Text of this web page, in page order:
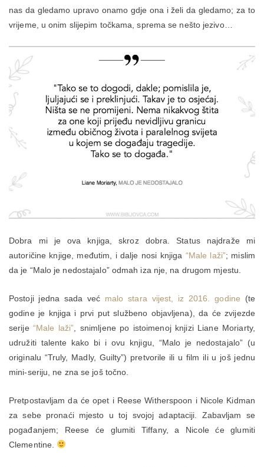
nas da gledamo upravo onamo gdje ona i želi da gledamo; za to
vrijeme, u onim slijepim točkama, sprema se nešto jezivo…
Dobra mi je ova knjiga, skroz dobra. Status najdraže mi
autoričine knjige, međutim, i dalje nosi knjiga “Male laži”; mislim
da je “Malo je nedostajalo” odmah iza nje, na drugom mjestu.
Postoji jedna sada već malo stara vijest, iz 2016. godine (te
godine je knjiga i prvi put službeno objavljena), da će zvijezde
serije “Male laži” , snimljene po istoimenoj knjizi Liane Moriarty,
udružiti talente kako bi i ovu knjigu, “Malo je nedostajalo” (u
originalu “Truly, Madly, Guilty”) pretvorile ili u film ili u još jednu
mini-seriju, ne zna se još točno.
Pretpostavljam da će opet i Reese Witherspoon i Nicole Kidman
za sebe pronaći mjesto u toj svojoj adaptaciji. Zabavljam se
pogađanjem; Reese će glumiti Tiffany, a Nicole će glumiti
Clementine.